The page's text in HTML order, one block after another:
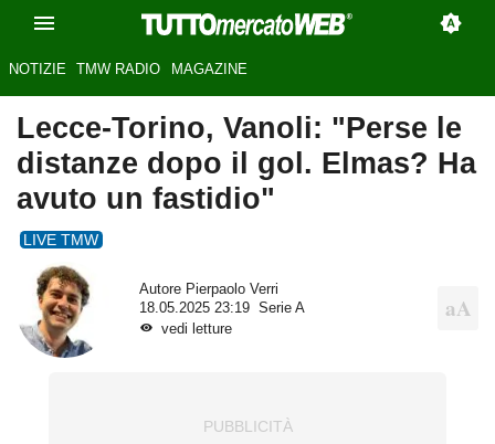
NOTIZIE TMW RADIO MAGAZINE
Lecce-Torino, Vanoli: "Perse le
distanze dopo il gol. Elmas? Ha
avuto un fastidio"
LIVE TMW
Autore Pierpaolo Verri
18.05.2025 23:19
Serie A
vedi letture